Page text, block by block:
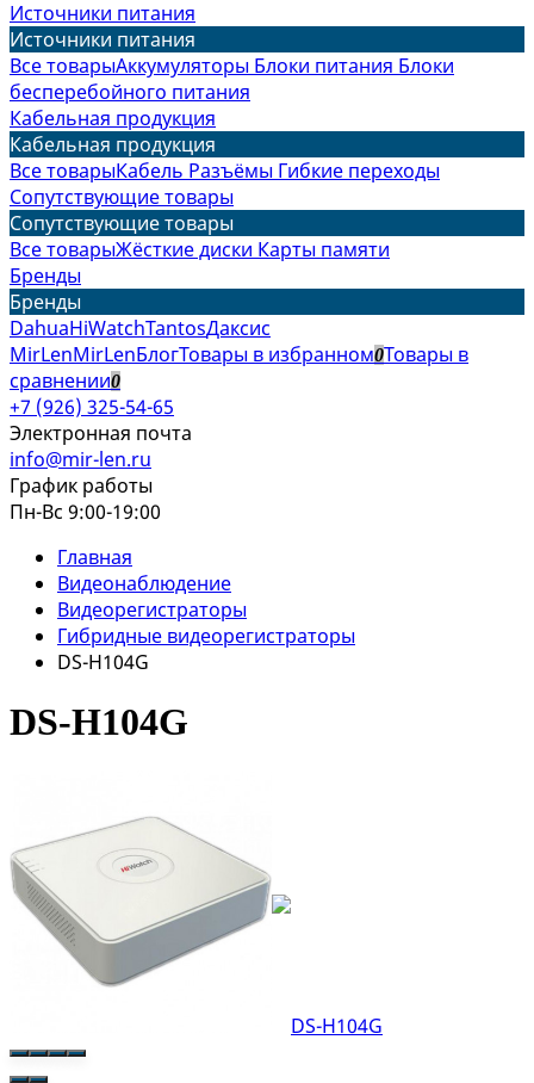
Источники питания
Источники питания
Все товарыАккумуляторы Блоки питания Блоки
бесперебойного питания
Кабельная продукция
Кабельная продукция
Все товарыКабель Разъёмы Гибкие переходы
Сопутствующие товары
Сопутствующие товары
Все товарыЖёсткие диски Карты памяти
Бренды
Бренды
DahuaHiWatchTantosДаксис
MirLenMirLenБлогТовары в избранном0Товары в
сравнении0
+7 (926) 325-54-65
Электронная почта
info@mir-len.ru
График работы
Пн-Вс 9:00-19:00
Главная
Видеонаблюдение
Видеорегистраторы
Гибридные видеорегистраторы
DS-H104G
DS-H104G